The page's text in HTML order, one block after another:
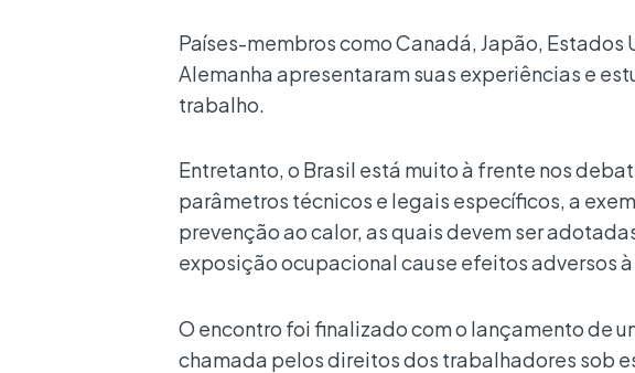
Países-membros como Canadá, Japão,
Alemanha apresentaram suas experiências e
trabalho.
Entretanto, o Brasil está muito à frente nos
parâmetros técnicos e legais específicos, a
prevenção ao calor, as quais devem ser
exposição ocupacional cause efeitos adversos
O encontro foi finalizado com o lançamento de
chamada pelos direitos dos trabalhadores sob